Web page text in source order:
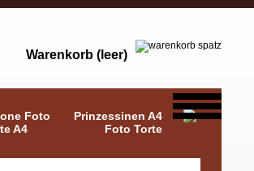
Warenkorb (leer)
Foto
A4
Prinzessinen A4
Foto Torte